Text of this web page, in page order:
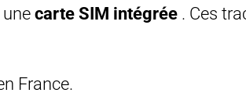
carte SIM intégrée . Ces
France.